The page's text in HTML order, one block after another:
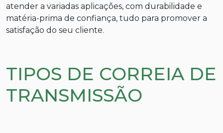
atender a variadas aplicações, com durabilidade e
matéria-prima de confiança, tudo para promover a
satisfação do seu cliente.
TIPOS DE CORREIA DE
TRANSMISSÃO